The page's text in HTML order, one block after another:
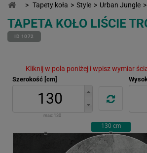
> Tapety koła > Style > Urban Jungle >
TAPETA KOŁO LIŚCIE
ID 1072
Kliknij w pola poniżej i wpisz wymiar
Szerokość [cm]
max: 130
130 cm